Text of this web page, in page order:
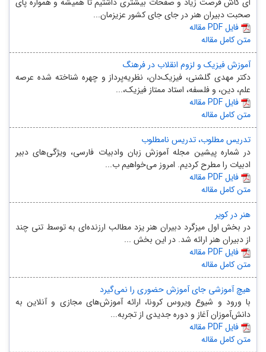
صحبت دبیران هنر در جای جای کشور عزیزمان...
مقاله PDF فایل
متن کامل مقاله
آموزش فیزیک و لزوم انقلاب در فرهنگ
دکتر مهدی گلشنی، فیزیک‌دان، نظریه‌پرداز و چهره شناخته شده عرصه
علم، دین، و فلسفه، استاد ممتاز فیزیک،...
مقاله PDF فایل
متن کامل مقاله
تدریس مطلوب، تدریس نامطلوب
در شماره پیشین مجله آموزش زبان وادبیات فارسی، ویژگی‌های دبیر
ادبیات را مطرح کردیم. امروز می‌خواهیم ب...
مقاله PDF فایل
متن کامل مقاله
هنر در کویر
در بخش اول میزگرد دبیران هنر یزد مطالب ارزنده‌ای به توسط تنی چند
از دبیران هنر ارائه شد. در این بخش ...
مقاله PDF فایل
متن کامل مقاله
هیچ آموزشی جای آموزش حضوری را نمی‌گیرد
با ورود و شیوع ویروس کرونا، ارائه آموزش‌های مجازی و آنلاین به
دانش‌آموزان آغاز و دوره جدیدی از تجربه...
مقاله PDF فایل
متن کامل مقاله